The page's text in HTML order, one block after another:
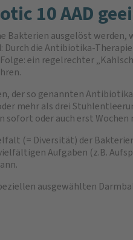
10 AAD
ausgelöst werden,
die Antibiotika-
ein regelrechter
der so genannten
mehr als drei
sofort oder auch erst
(= Diversität) der
Aufgaben (z.B.
ausgewählten